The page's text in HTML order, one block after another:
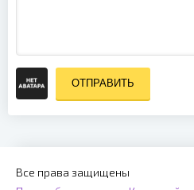
ОТПРАВИТЬ
Все права защищены